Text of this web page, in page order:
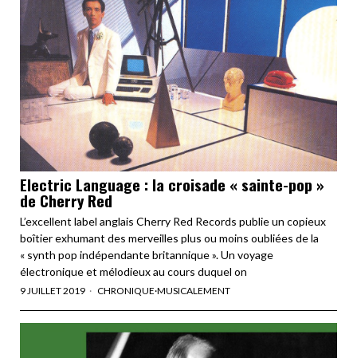
Electric Language : la croisade « sainte-pop »
de Cherry Red
L’excellent label anglais Cherry Red Records publie un copieux
boîtier exhumant des merveilles plus ou moins oubliées de la
« synth pop indépendante britannique ». Un voyage
électronique et mélodieux au cours duquel on
9 JUILLET 2019 CHRONIQUE·MUSICALEMENT